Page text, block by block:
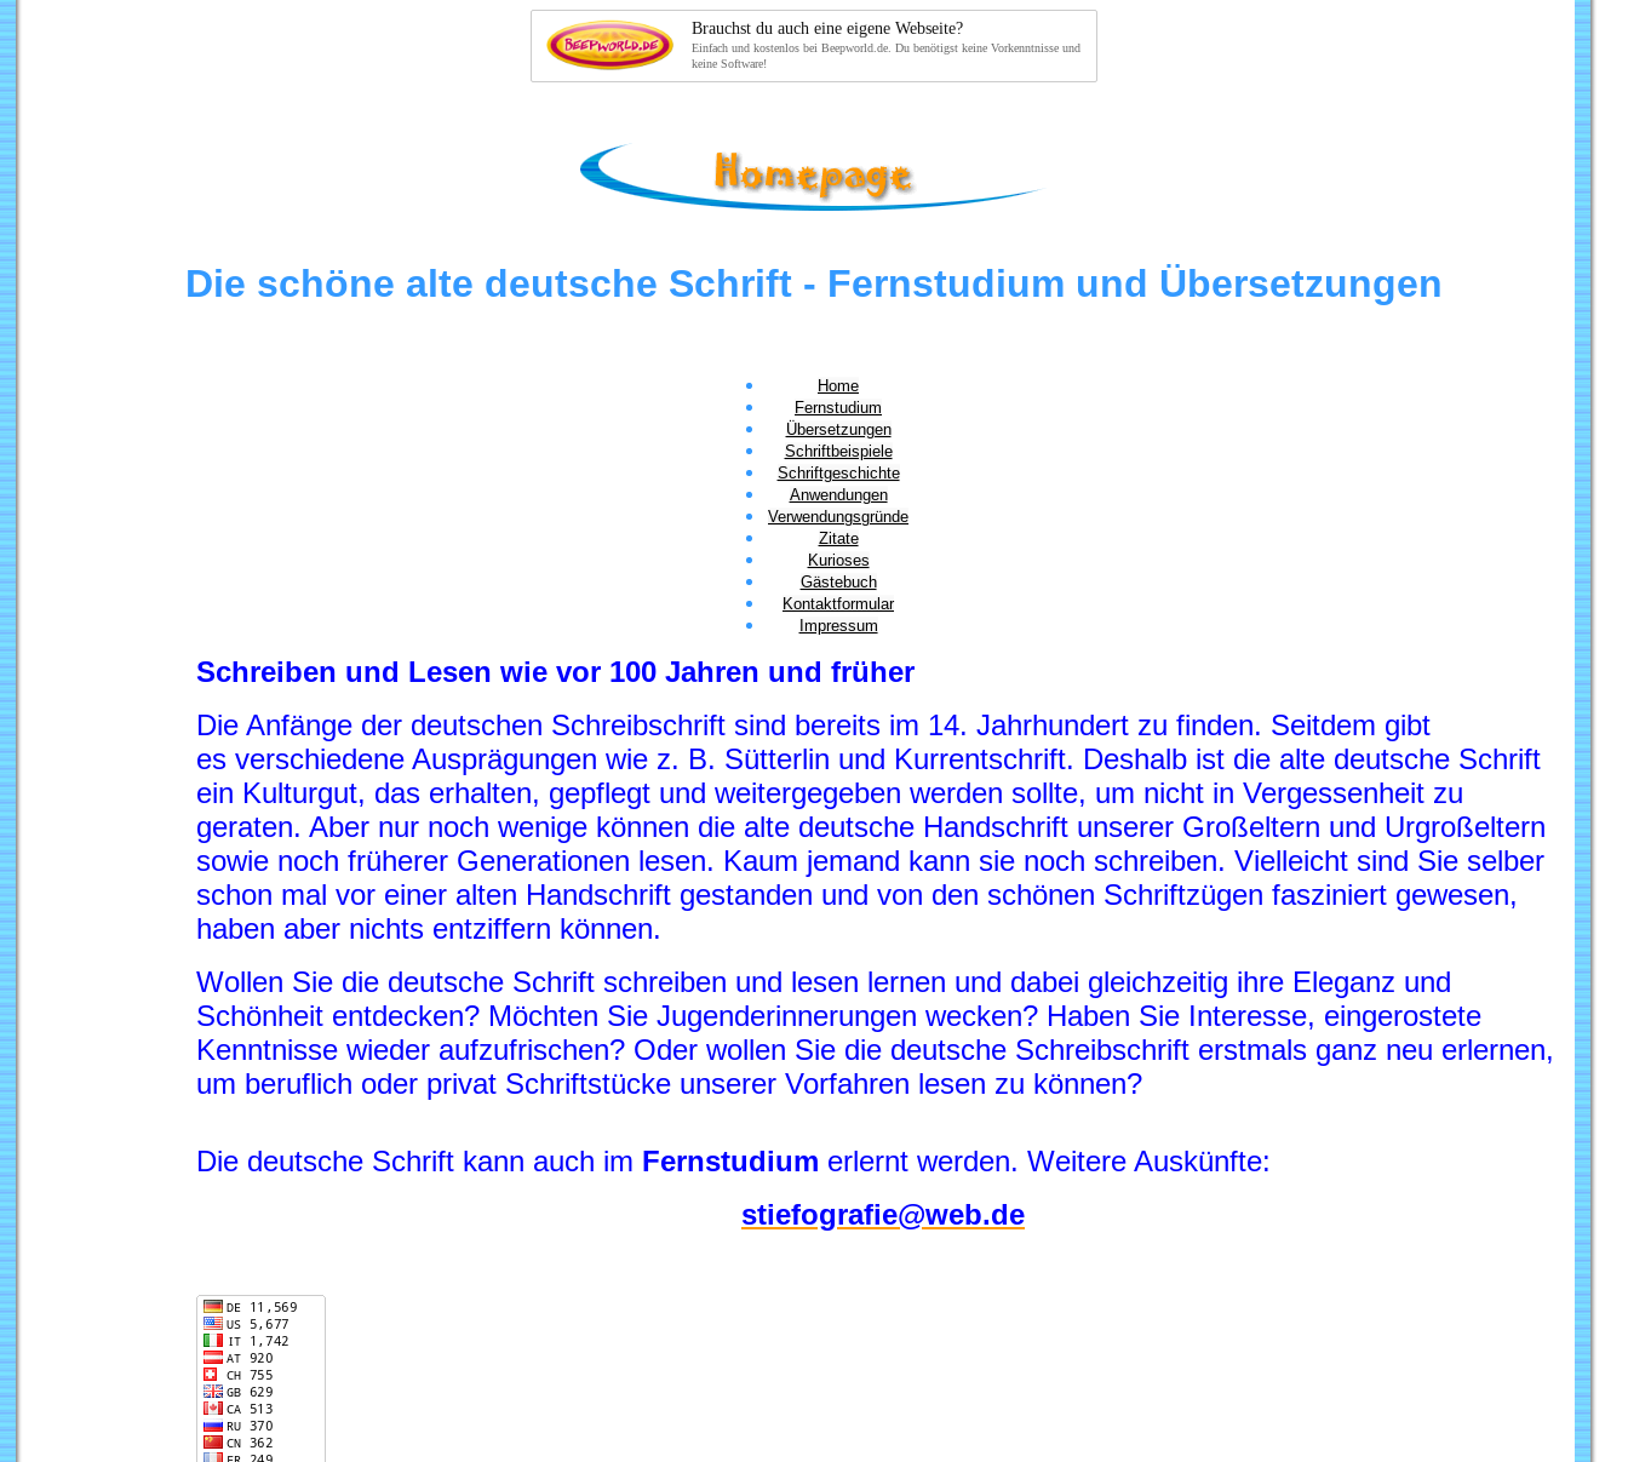
Brauchst du auch eine eigene Webseite?
Einfach und kostenlos bei Beepworld.de. Du benötigst keine Vorkenntnisse und
keine Software!
Die schöne alte deutsche Schrift - Fernstudium und Übersetzungen
Home
Fernstudium
Übersetzungen
Schriftbeispiele
Schriftgeschichte
Anwendungen
Verwendungsgründe
Zitate
Kurioses
Gästebuch
Kontaktformular
Impressum
Schreiben und Lesen wie vor 100 Jahren und früher
Die Anfänge der deutschen Schreibschrift sind bereits im 14. Jahrhundert zu finden. Seitdem gibt
es verschiedene Ausprägungen wie z. B. Sütterlin und Kurrentschrift. Deshalb ist die alte deutsche Schrift
ein Kulturgut, das erhalten, gepflegt und weitergegeben werden sollte, um nicht in Vergessenheit zu
geraten. Aber nur noch wenige können die alte deutsche Handschrift unserer Großeltern und Urgroßeltern
sowie noch früherer Generationen lesen. Kaum jemand kann sie noch schreiben. Vielleicht sind Sie selber
schon mal vor einer alten Handschrift gestanden und von den schönen Schriftzügen fasziniert gewesen,
haben aber nichts entziffern können.
Wollen Sie die deutsche Schrift schreiben und lesen lernen und dabei gleichzeitig ihre Eleganz und
Schönheit entdecken? Möchten Sie Jugenderinnerungen wecken? Haben Sie Interesse, eingerostete
Kenntnisse wieder aufzufrischen? Oder wollen Sie die deutsche Schreibschrift erstmals ganz neu erlernen,
um beruflich oder privat Schriftstücke unserer Vorfahren lesen zu können?
Die deutsche Schrift kann auch im Fernstudium erlernt werden. Weitere Auskünfte:
stiefografie@web.de